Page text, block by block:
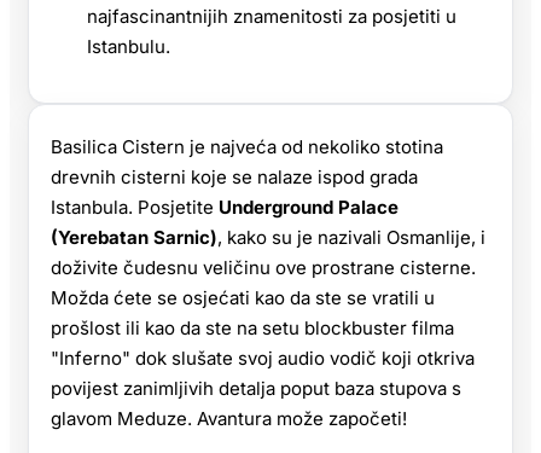
najfascinantnijih znamenitosti za posjetiti u
Istanbulu.
Basilica Cistern je najveća od nekoliko stotina
drevnih cisterni koje se nalaze ispod grada
Istanbula. Posjetite Underground Palace
(Yerebatan Sarnic), kako su je nazivali Osmanlije, i
doživite čudesnu veličinu ove prostrane cisterne.
Možda ćete se osjećati kao da ste se vratili u
prošlost ili kao da ste na setu blockbuster filma
"Inferno" dok slušate svoj audio vodič koji otkriva
povijest zanimljivih detalja poput baza stupova s
glavom Meduze. Avantura može započeti!